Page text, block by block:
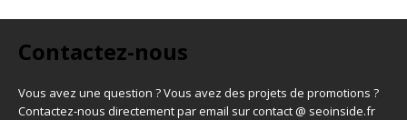
Contactez-nous
Vous avez une question ? Vous avez des projets de promotions ?
Contactez-nous directement par email sur contact @ seoinside.fr